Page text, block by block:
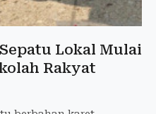
Lokal Mulai
Rakyat